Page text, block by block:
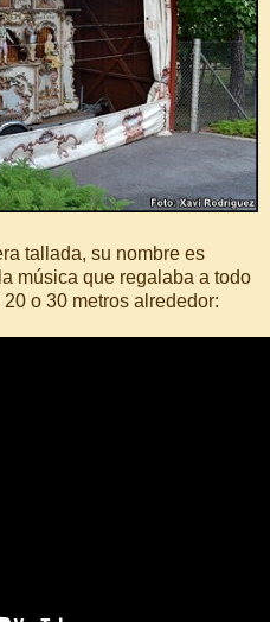
tallada, su nombre es
música que regalaba a todo
o 30 metros alrededor: